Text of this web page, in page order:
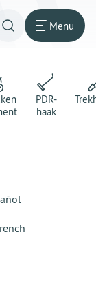
Menu
PDR-
haak